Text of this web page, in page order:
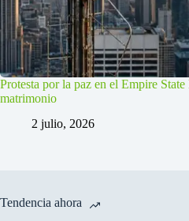
Protesta por la paz en el Empire
matrimonio
2 julio, 2026
Tendencia ahora